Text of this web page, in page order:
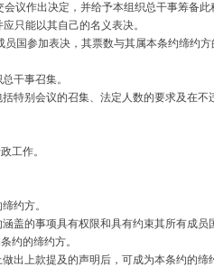
出决定，并给予本组织总干事筹备此
只能以其自己的名义表决。
加表决，其票数与其属本条约缔约方
干事召集。
别会议的召集、法定人数的要求及在不
工作。
约方。
的事项具有权限和具有约束其所有成员
约的缔约方。
上款提及的声明后，可成为本条约的缔